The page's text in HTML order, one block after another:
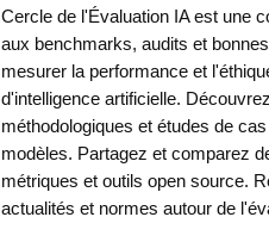
Cercle de l'Évaluation IA est une
aux benchmarks, audits et
mesurer la performance et
d'intelligence artificielle.
méthodologiques et études de
modèles. Partagez et comparez
métriques et outils open source.
actualités et normes autour de